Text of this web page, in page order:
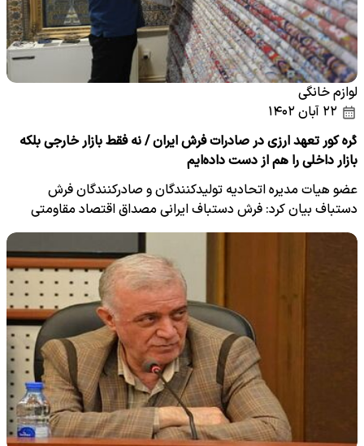
لوازم خانگی
گره کور تعهد ارزی در صادرات فرش ایران / نه فقط بازار خارجی بلکه
بازار داخلی را هم از دست داده‌ایم
عضو هیات مدیره اتحادیه تولیدکنندگان و صادرکنندگان فرش
دستباف بیان کرد: فرش دستباف ایرانی مصداق اقتصاد مقاومتی
است،…